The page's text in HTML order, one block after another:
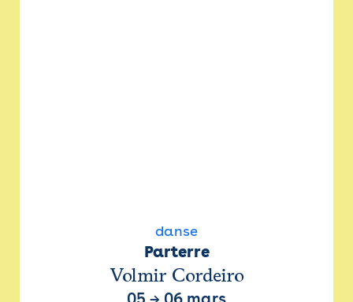
danse
Parterre
Volmir Cordeiro